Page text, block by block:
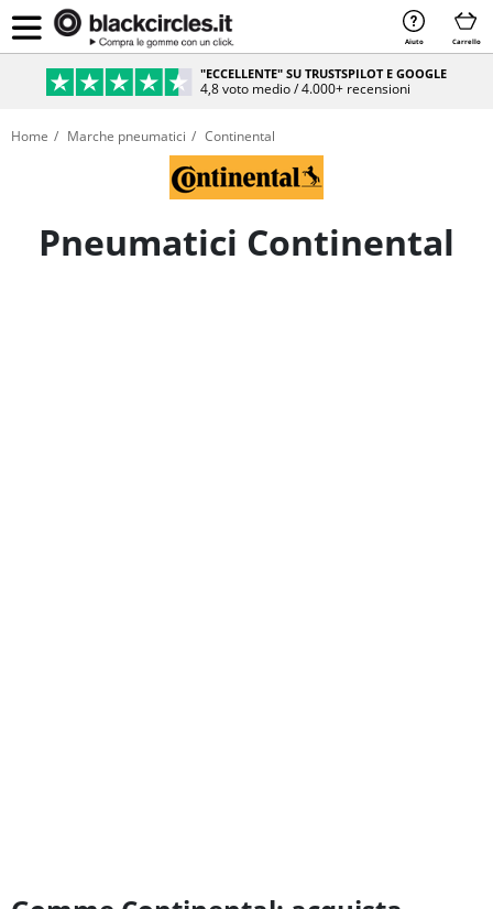
Aiuto Carrello
PAGAMENTO SICURO & RATEIZZABILE
Sicurezza e comodità al 100%
Home Marche pneumatici Continental
Pneumatici Continental